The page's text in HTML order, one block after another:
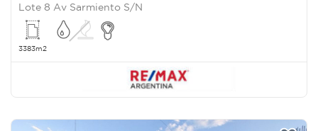
Lote 8 Av Sarmiento S/N
3383m2